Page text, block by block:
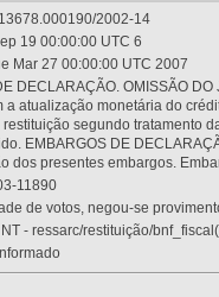
13678.000190/2002-14
19 00:00:00 UTC 6
Mar 27 00:00:00 UTC 2007
DECLARAÇÃO. OMISSÃO
atualização monetária do
segundo tratamento
EMBARGOS DE
dos presentes embargos.
11890
de votos, negou-se
NT - ressarc/restituição/